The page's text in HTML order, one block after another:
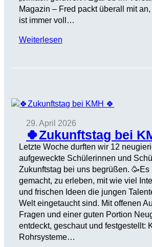
Magazin – Fred packt überall mit
ist immer voll…
Weiterlesen
29. April 2026
🍀Zukunftstag bei
Letzte Woche durften wir 12
aufgeweckte Schülerinnen und
Zukunftstag bei uns begrüßen. 🥳Es
gemacht, zu erleben, mit wie viel
und frischen Ideen die jungen
Welt eingetaucht sind. Mit offenen
Fragen und einer guten Portion
entdeckt, geschaut und festgestellt:
Rohrsysteme…